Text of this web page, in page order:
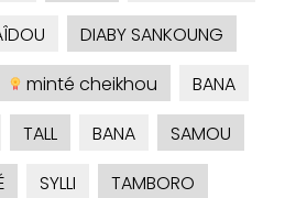
DIABY SANKOUNG
minté cheikhou
BANA
TALL BANA
SAMOU
SYLLI
TAMBORO